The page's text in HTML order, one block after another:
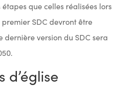
étapes que celles réalisées lors
SDC devront être
dernière version du SDC sera
d’église